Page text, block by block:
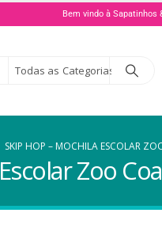
Bem vindo à Sapatinhos
Todas as Categorias
SKIP HOP – MOCHILA ESCOLAR
Zoo